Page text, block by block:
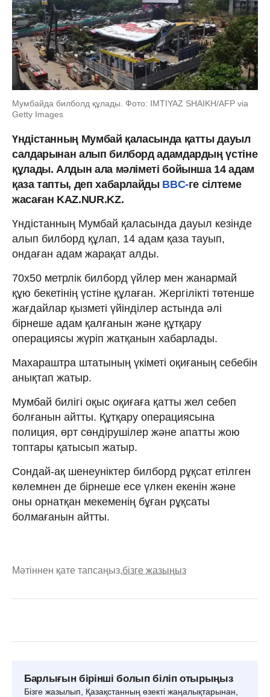
Мумбайда билболд құлады. Фото: IMTIYAZ SHAIKH/AFP via
Getty Images
Үндістанның Мумбай қаласында қатты дауыл
салдарынан алып билборд адамдардың үстіне
құлады. Алдын ала мәліметі бойынша 14 адам
қаза тапты, деп хабарлайды BBC-ге сілтеме
жасаған KAZ.NUR.KZ.
Үндістанның Мумбай қаласында дауыл кезінде
алып билборд құлап, 14 адам қаза тауып,
ондаған адам жарақат алды.
70х50 метрлік билборд үйлер мен жанармай
құю бекетінің үстіне құлаған. Жергілікті төтенше
жағдайлар қызметі үйінділер астында әлі
бірнеше адам қалғанын және құтқару
операциясы жүріп жатқанын хабарлады.
Махараштра штатының үкіметі оқиғаның себебін
анықтап жатыр.
Мумбай билігі оқыс оқиғаға қатты жел себеп
болғанын айтты. Құтқару операциясына
полиция, өрт сөндірушілер және апатты жою
топтары қатысып жатыр.
Сондай-ақ шенеуніктер билборд рұқсат етілген
көлемнен де бірнеше есе үлкен екенін және
оны орнатқан мекеменің бұған рұқсаты
болмағанын айтты.
Мәтіннен қате тапсаңыз,бізге жазыңыз
Барлығын бірінші болып біліп отырыңыз
Бізге жазылып, Қазақстанның өзекті жаңалықтарынан,